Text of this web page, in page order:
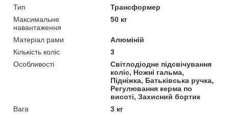
Тип
Трансформер
Максимальне
навантаження
50 кг
Матеріал рами
Алюміній
Кількість коліс
3
Особливості
Світлодіодне підсвічування
коліс, Ножні гальма,
Підніжка, Батьківська ручка,
Регулювання керма по
висоті, Захисний бортик
Вага
3 кг